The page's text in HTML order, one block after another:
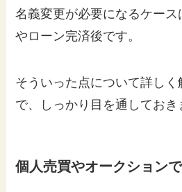
名義変更が必要になるケー
やローン完済後です。
そういった点について詳し
で、しっかり目を通しておき
個人売買やオークション